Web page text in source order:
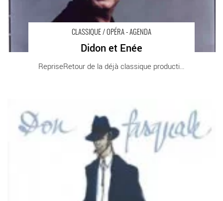
CLASSIQUE / OPÉRA - AGENDA
Didon et Enée
RepriseRetour de la déjà classique production [...]